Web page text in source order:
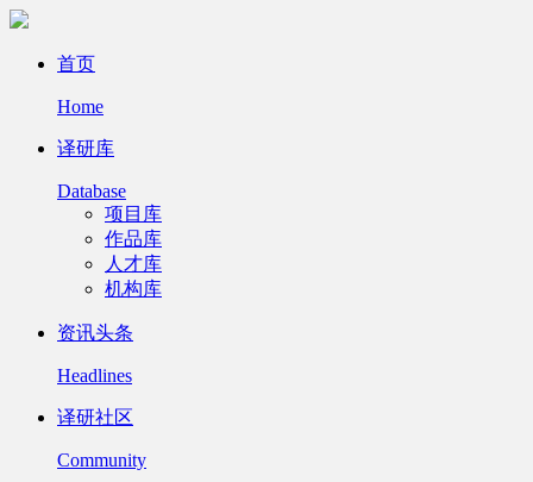
首页
Home
译研库
Database
项目库
作品库
人才库
机构库
资讯头条
Headlines
译研社区
Community